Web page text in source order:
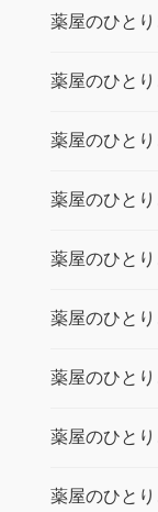
薬屋のひと
薬屋のひと
薬屋のひと
薬屋のひと
薬屋のひと
薬屋のひと
薬屋のひと
薬屋のひと
薬屋のひと